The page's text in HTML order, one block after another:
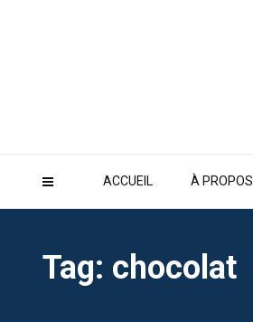
ACCUEIL À PROPOS
Tag: chocolat